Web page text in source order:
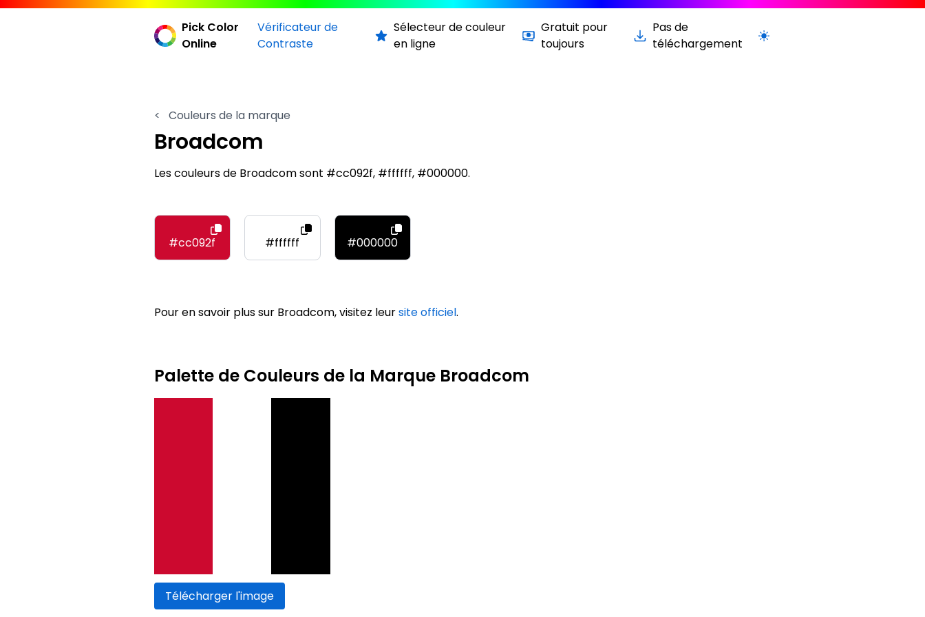
Pick Color
Online
Vérificateur de
Contraste
Sélecteur de couleur
en ligne
Gratuit pour
toujours
Pas de
téléchargement
Passer à la version claire / sombre
< Couleurs de la marque
Broadcom
Les couleurs de Broadcom sont #cc092f, #ffffff, #000000.
#cc092f #ffffff #000000
Pour en savoir plus sur Broadcom, visitez leursite officiel.
Palette de Couleurs de la Marque Broadcom
Télécharger l'image